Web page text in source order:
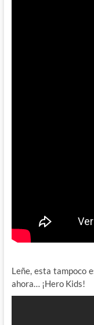
Leñe, esta tampoco
ahora… ¡Hero Kids!